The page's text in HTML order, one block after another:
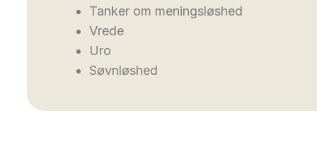
Tanker om meningsløshed
Vrede
Uro
Søvnløshed